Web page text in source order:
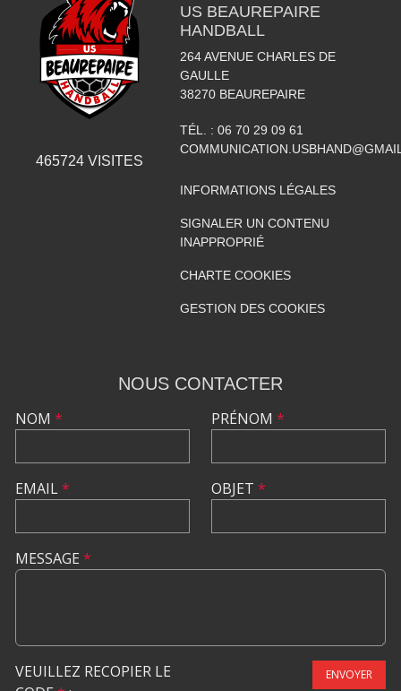
465724 VISITES
US BEAUREPAIRE
HANDBALL
264 AVENUE CHARLES DE
GAULLE
38270 BEAUREPAIRE
TÉL. : 06 70 29 09 61
INFORMATIONS LÉGALES
SIGNALER UN CONTENU
INAPPROPRIÉ
CHARTE COOKIES
GESTION DES COOKIES
NOUS CONTACTER
NOM *
EMAIL*
PRÉNOM *
OBJET *
MESSAGE *
VEUILLEZ RECOPIER LE
ENVOYER